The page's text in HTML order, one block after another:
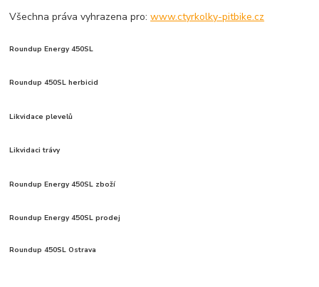
Všechna práva vyhrazena pro:www.ctyrkolky-pitbike.cz
Roundup Energy 450SL
Roundup 450SL herbicid
Likvidace plevelů
Likvidaci trávy
Roundup Energy 450SL zboží
Roundup Energy 450SL prodej
Roundup 450SL Ostrava